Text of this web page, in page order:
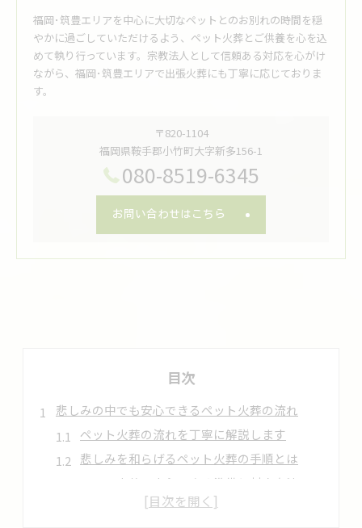
福岡･筑豊エリアを中心に大切なペットとのお別れの時間を穏
やかに過ごしていただけるよう、ペット火葬とご供養を心を込
めて執り行っています。宗教法人として信頼ある対応を心がけ
ながら、福岡･筑豊エリアで出張火葬にも丁寧に応じておりま
す。
〒820-1104
福岡県鞍手郡小竹町大字新多156-1
080-8519-6345
お問い合わせはこちら
目次
悲しみの中でも安心できるペット火葬の流れ
ペット火葬の流れを丁寧に解説します
悲しみを和らげるペット火葬の手順とは
ペット火葬で安心できる準備と対応方法
ペット火葬の流れで生じる疑問点を解消